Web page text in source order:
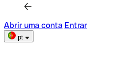
Abrir uma conta Entrar
pt